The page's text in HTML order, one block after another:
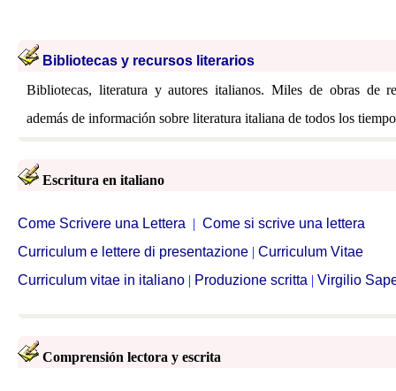
Bibliotecas y recursos literarios
Bibliotecas, literatura y autores italianos. Miles de obras de
además de información sobre literatura italiana de todos los
Escritura en italiano
Come Scrivere una Lettera | Come si scrive una lettera
Curriculum e lettere di presentazione | Curriculum Vitae
Curriculum vitae in italiano | Produzione scritta | Virgilio
Comprensión lectora y escrita